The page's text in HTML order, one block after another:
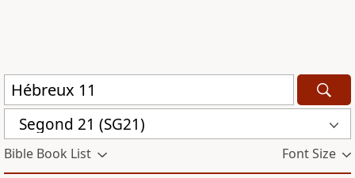
Segond 21 (SG21)
Bible Book List Font Size